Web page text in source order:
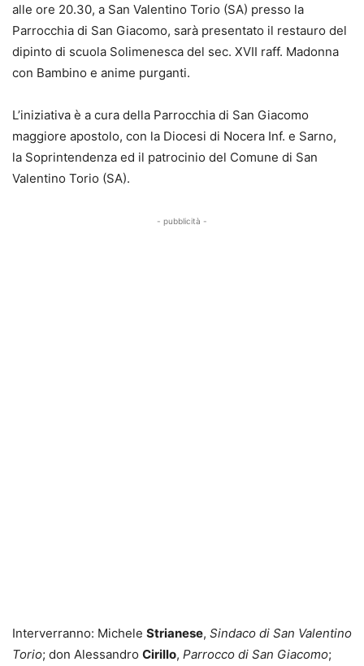
alle ore 20.30, a San Valentino Torio (SA) presso la
Parrocchia di San Giacomo, sarà presentato il restauro del
dipinto di scuola Solimenesca del sec. XVII raff. Madonna
con Bambino e anime purganti.
L’iniziativa è a cura della Parrocchia di San Giacomo
maggiore apostolo, con la Diocesi di Nocera Inf. e Sarno,
la Soprintendenza ed il patrocinio del Comune di San
Valentino Torio (SA).
- pubblicità -
Interverranno: Michele Strianese, Sindaco di San Valentino
Torio; don Alessandro Cirillo, Parrocco di San Giacomo;